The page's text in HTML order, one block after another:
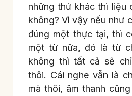
những thứ khác thì liệu
không? Vì vậy nếu như
đúng một thực tại, thì
một từ nữa, đó là từ
không thì tất cả sẽ
thôi. Cái nghe vẫn là
mà thôi, âm thanh